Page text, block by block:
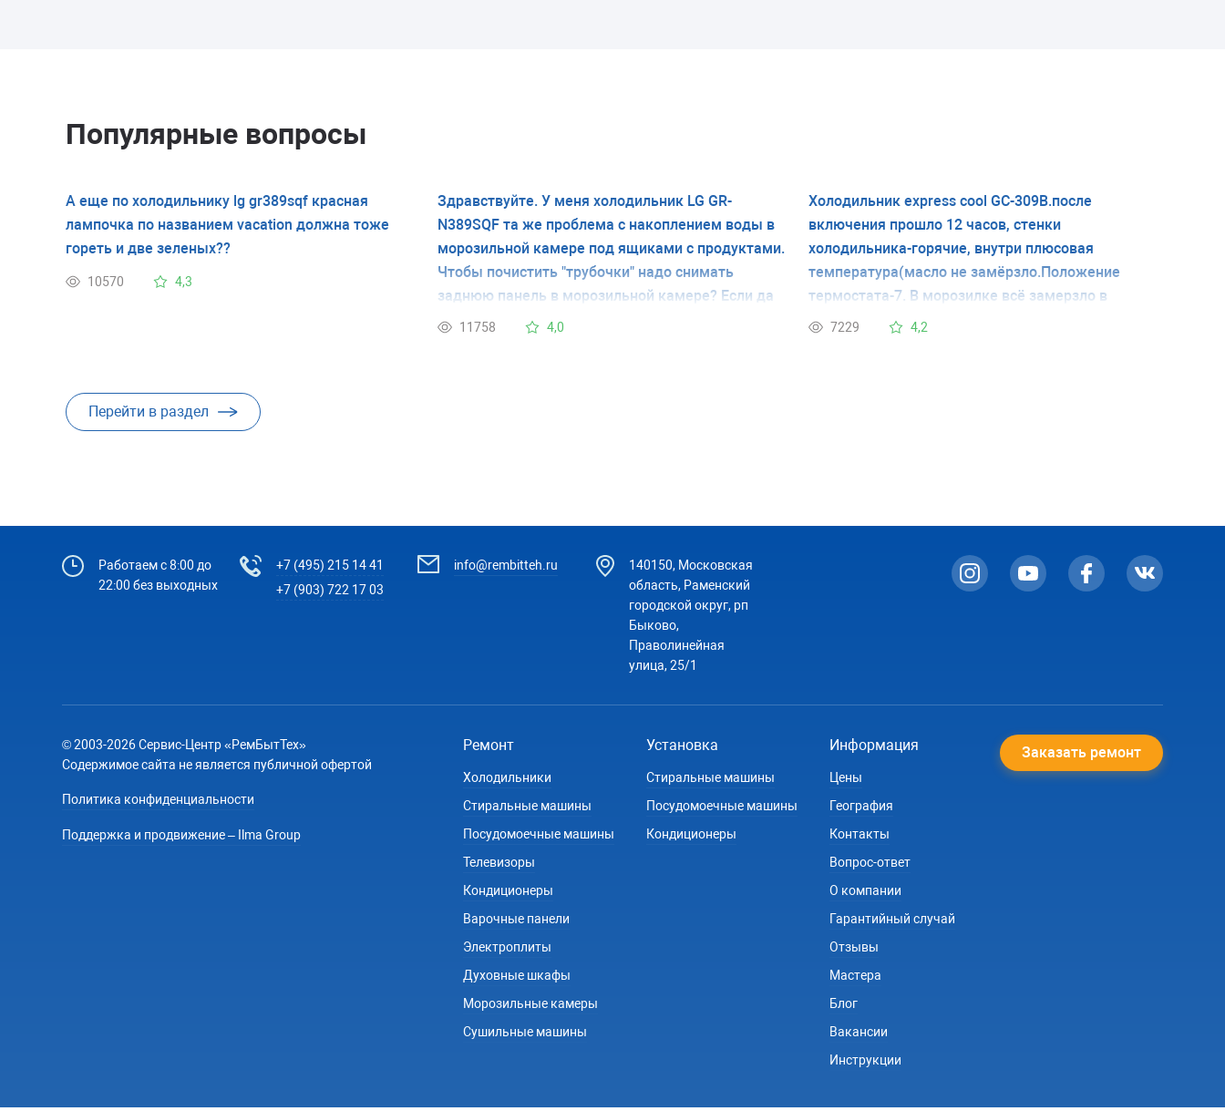
Популярные вопросы
А еще по холодильнику lg gr389sqf красная
лампочка по названием vacation должна тоже
гореть и две зеленых??
10570 4,3
Здравствуйте. У меня холодильник LG GR-
N389SQF та же проблема с накоплением воды в
морозильной камере под ящиками с продуктами.
Чтобы почистить "трубочки" надо снимать
заднюю панель в морозильной камере? Если да
то как? Сзади никаких "трубочек" я не нашла, как
11758 4,0
Холодильник express cool GC-309B.после
включения прошло 12 часов, стенки
холодильника-горячие, внутри плюсовая
температура(масло не замёрзло.Положение
термостата-7. В морозилке всё замерзло в
кость.Откуда поступает холод в
7229 4,2
Перейти в раздел
Работаем с 8:00 до
22:00 без выходных
+7 (495) 215 14 41
+7 (903) 722 17 03
info@rembitteh.ru
140150, Московская
область, Раменский
городской округ, рп
Быково,
Праволинейная
улица, 25/1
© 2003-2026 Сервис-Центр «РемБытТех»
Содержимое сайта не является публичной офертой
Политика конфиденциальности
Поддержка и продвижение – Ilma Group
Ремонт
Холодильники
Стиральные машины
Посудомоечные машины
Телевизоры
Кондиционеры
Варочные панели
Электроплиты
Духовные шкафы
Морозильные камеры
Сушильные машины
Установка
Стиральные машины
Посудомоечные машины
Кондиционеры
Информация
Цены
География
Контакты
Вопрос-ответ
О компании
Гарантийный случай
Отзывы
Мастера
Блог
Вакансии
Инструкции
Заказать ремонт